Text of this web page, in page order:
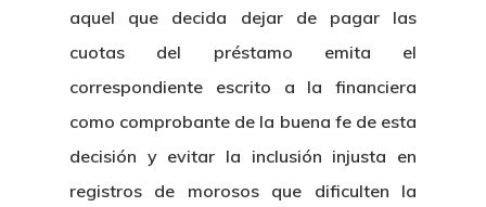
aquel que decida dejar de pagar las
cuotas del préstamo emita el
correspondiente escrito a la financiera
como comprobante de la buena fe de esta
decisión y evitar la inclusión injusta en
registros de morosos que dificulten la